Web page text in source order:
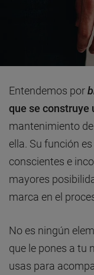
Entendemos por
que se construye
mantenimiento
ella. Su función
conscientes e
mayores
marca en el
No es ningún
que le pones a tu
usas para